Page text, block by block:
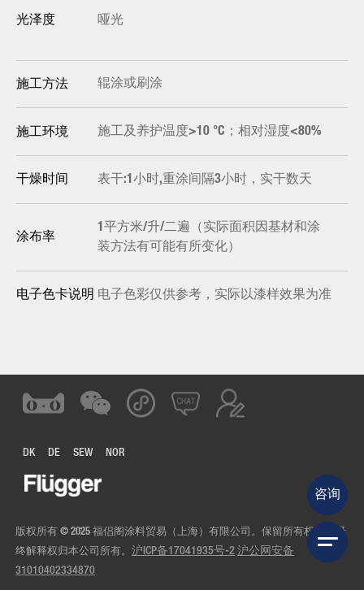
光泽度 哑光
施工方法 辊涂或刷涂
施工环境 施工及养护温度>10 °C；相对湿度<80%
干燥时间 表干:1小时,重涂间隔3小时，实干数天
涂布率
1平方米/升/二遍（实际面积因基材和涂
装方法有可能有所变化）
电子色卡说明 电子色彩仅供参考，实际以漆样效果为准
DK DE SEW NOR
版权所有 © 2025 福侣阁涂料贸易（上海）有限公司。保留所有权利。最
终解释权归本公司所有。沪ICP备17041935号-2 沪公网安备
31010402334870
咨询